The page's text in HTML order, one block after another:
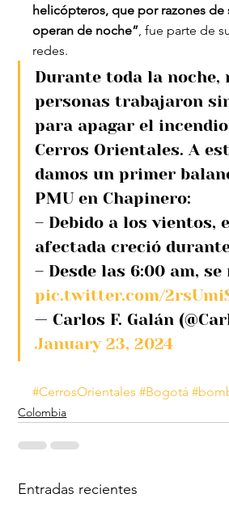
helicópteros, que por razones de
operan de noche”, fue parte de
redes.
Durante toda la noche,
personas trabajaron
para apagar el
Cerros Orientales. A
damos un primer
PMU en Chapinero:
– Debido a los vientos,
afectada creció
– Desde las 6:00 am,
pic.twitter.com/
— Carlos F. Galán
January 23, 2024
#CerrosOrientales #Bogotá
Colombia
Entradas recientes